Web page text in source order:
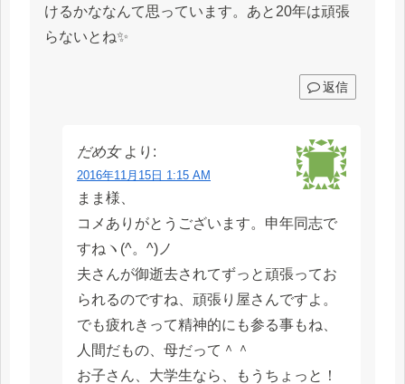
けるかななんて思っています。あと20年は頑張
らないとね✨
返信
だめ女 より:
2016年11月15日 1:15 AM
まま様、
コメありがとうございます。申年同志で
すねヽ(^。^)ノ
夫さんが御逝去されてずっと頑張ってお
られるのですね、頑張り屋さんですよ。
でも疲れきって精神的にも参る事もね、
人間だもの、母だって＾＾
お子さん、大学生なら、もうちょっと！